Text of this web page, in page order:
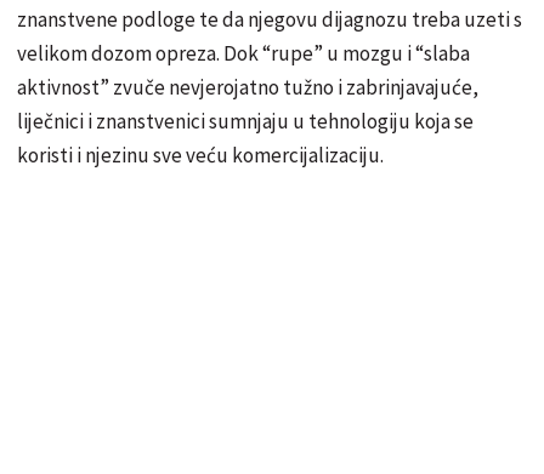
znanstvene podloge te da njegovu dijagnozu treba uzeti s
velikom dozom opreza. Dok “rupe” u mozgu i “slaba
aktivnost” zvuče nevjerojatno tužno i zabrinjavajuće,
liječnici i znanstvenici sumnjaju u tehnologiju koja se
koristi i njezinu sve veću komercijalizaciju.